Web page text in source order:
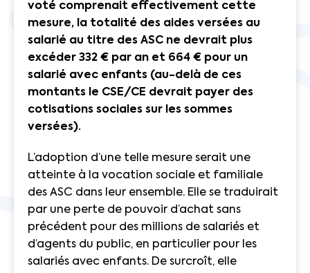
voté comprenait effectivement cette
mesure, la totalité des aides versées au
salarié au titre des ASC ne devrait plus
excéder 332 € par an et 664 € pour un
salarié avec enfants (au-delà de ces
montants le CSE/CE devrait payer des
cotisations sociales sur les sommes
versées).
L’adoption d’une telle mesure serait une
atteinte à la vocation sociale et familiale
des ASC dans leur ensemble. Elle se traduirait
par une perte de pouvoir d’achat sans
précédent pour des millions de salariés et
d’agents du public, en particulier pour les
salariés avec enfants. De surcroît, elle